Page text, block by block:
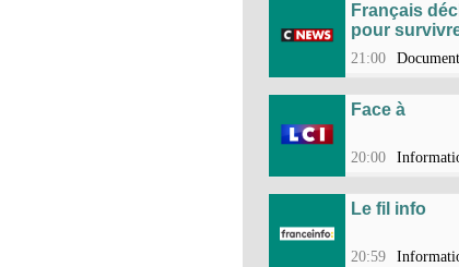
Français
pour
21:00
Face à
20:00
Le fil info
20:59